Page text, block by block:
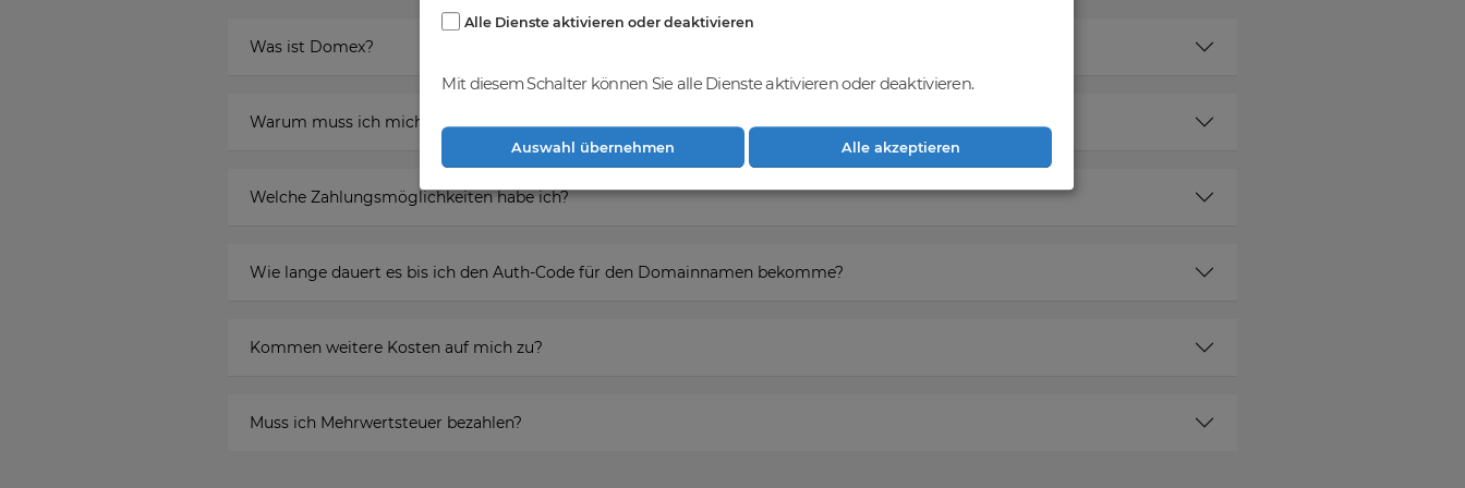
Was ist Domex?
Warum muss ich mich registrieren um den Domainnamen zu erwerben?
Welche Zahlungsmöglichkeiten habe ich?
Wie lange dauert es bis ich den Auth-Code für den Domainnamen bekomme?
Kommen weitere Kosten auf mich zu?
Muss ich Mehrwertsteuer bezahlen?
Alle Dienste aktivieren oder deaktivieren
Mit diesem Schalter können Sie alle Dienste aktivieren oder deaktivieren.
Auswahl übernehmen Alle akzeptieren